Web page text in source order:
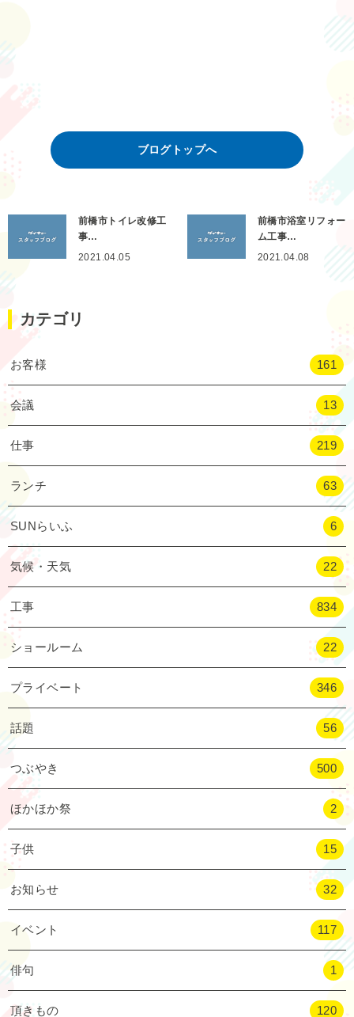
ブログトップへ
前橋市トイレ改修工
事…
2021.04.05
前橋市浴室リフォー
ム工事…
2021.04.08
カテゴリ
お客様 161
会議 13
仕事 219
ランチ 63
SUNらいふ 6
気候・天気 22
工事 834
ショールーム 22
プライベート 346
話題 56
つぶやき 500
ほかほか祭 2
子供 15
お知らせ 32
イベント 117
俳句 1
頂きもの 120